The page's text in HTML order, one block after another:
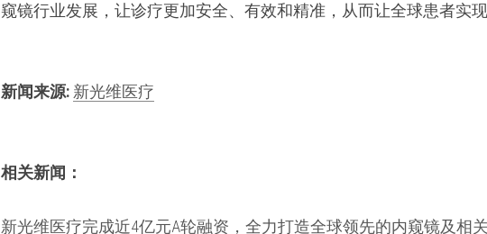
窥镜行业发展，让诊疗更加安全、有效和精准，从而让全球患者实现
新闻来源: 新光维医疗
相关新闻：
新光维医疗完成近4亿元A轮融资，全力打造全球领先的内窥镜及相